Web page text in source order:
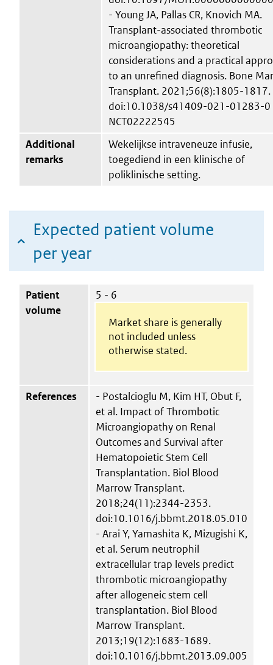
- Young JA, Pallas CR, Knovich MA.
Transplant-associated thrombotic
microangiopathy: theoretical
considerations and a practical
to an unrefined diagnosis. Bone
Transplant. 2021;56(8):1805-1817.
doi:10.1038/s41409-021-01283-0
NCT02222545
Additional
remarks
Wekelijkse intraveneuze infusie,
toegediend in een klinische of
poliklinische setting.
Expected patient volume
per year
Patient
volume
5 - 6
Market share is generally
not included unless
otherwise stated.
References
- Postalcioglu M, Kim HT, Obut F,
et al. Impact of Thrombotic
Microangiopathy on Renal
Outcomes and Survival after
Hematopoietic Stem Cell
Transplantation. Biol Blood
Marrow Transplant.
2018;24(11):2344-2353.
doi:10.1016/j.bbmt.2018.05.010
- Arai Y, Yamashita K, Mizugishi K,
et al. Serum neutrophil
extracellular trap levels predict
thrombotic microangiopathy
after allogeneic stem cell
transplantation. Biol Blood
Marrow Transplant.
2013;19(12):1683-1689.
doi:10.1016/j.bbmt.2013.09.005